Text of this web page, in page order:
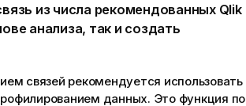
из числа рекомендованных Qlik
анализа, так и создать
связей рекомендуется использовать
данных. Это функция по